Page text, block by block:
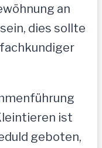
an
dies sollte
ist
geboten,